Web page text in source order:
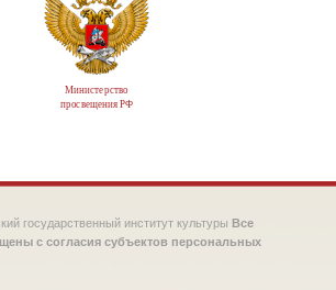
Министерство
просвещения РФ
государственный институт культуры Все
с согласия субъектов персональных